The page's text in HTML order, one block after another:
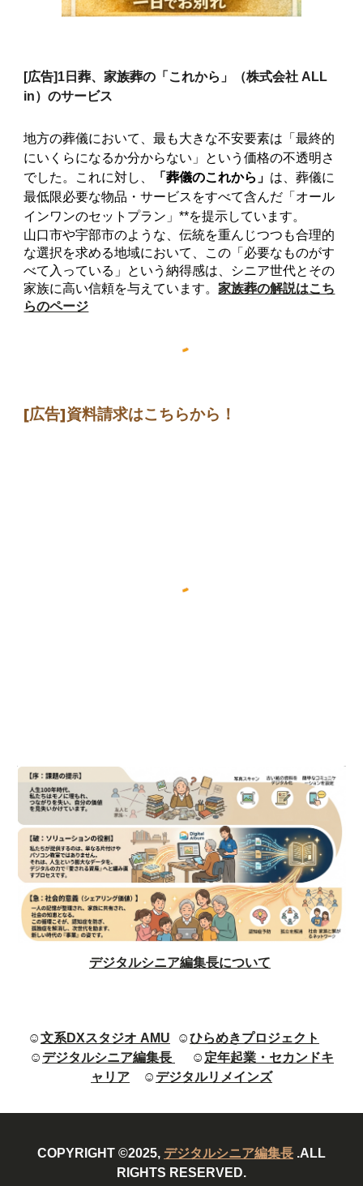
[広告]1日葬、家族葬の「これから」（株式会社 ALL
in）のサービス
地方の葬儀において、最も大きな不安要素は「最終的
にいくらになるか分からない」という価格の不透明さ
でした。これに対し、
「葬儀のこれから」 は、葬儀に
最低限必要な物品・サービスをすべて含んだ「オール
インワンのセットプラン」**を提示しています。
山口市や宇部市のような、伝統を重んじつつも合理的
な選択を求める地域において、この「必要なものがす
べて入っている」という納得感は、シニア世代とその
家族に高い信頼を与えています。家族葬の解説はこち
らのページ
[広告]資料請求はこちらから ！
デジタルシニア編集長について
☺文系DXスタジオ AMU ☺ひらめきプロジェクト
☺ デジタルシニア編集長 ☺ 定年起業・セカンドキ
ャリア
☺ デジタルリメインズ
COPYRIGHT ©2025, デジタルシニア編集長 .ALL
RIGHTS RESERVED.